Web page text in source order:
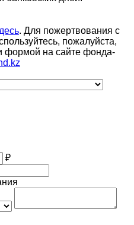
. Для пожертвования с
пожалуйста,
формой на сайте фонда-
₽